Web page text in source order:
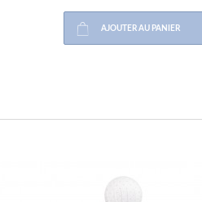
AJOUTER AU PANIER